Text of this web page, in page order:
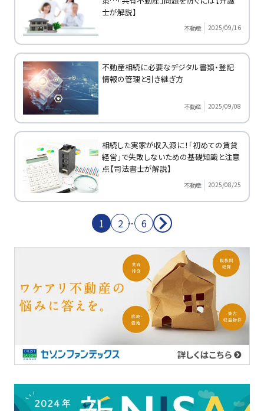
士が解説】
不動産 2025/09/16
不動産相続に必要なデジタル書類・登記
情報の管理と引き継ぎ方
不動産 2025/09/08
相続した実家が収入源に！「初めての賃貸
経営」で失敗しないための基礎知識と注意
点【司法書士が解説】
不動産 2025/08/25
1 2 … 6